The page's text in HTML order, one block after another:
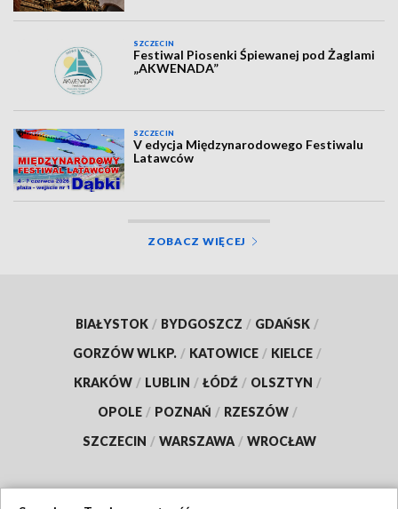
SZCZECIN
Festiwal Piosenki Śpiewanej pod Żaglami
„AKWENADA”
SZCZECIN
V edycja Międzynarodowego Festiwalu
Latawców
ZOBACZ WIĘCEJ
BIAŁYSTOK / BYDGOSZCZ / GDAŃSK /
GORZÓW WLKP. / KATOWICE / KIELCE /
KRAKÓW / LUBLIN / ŁÓDŹ / OLSZTYN /
OPOLE / POZNAŃ / RZESZÓW /
SZCZECIN / WARSZAWA / WROCŁAW